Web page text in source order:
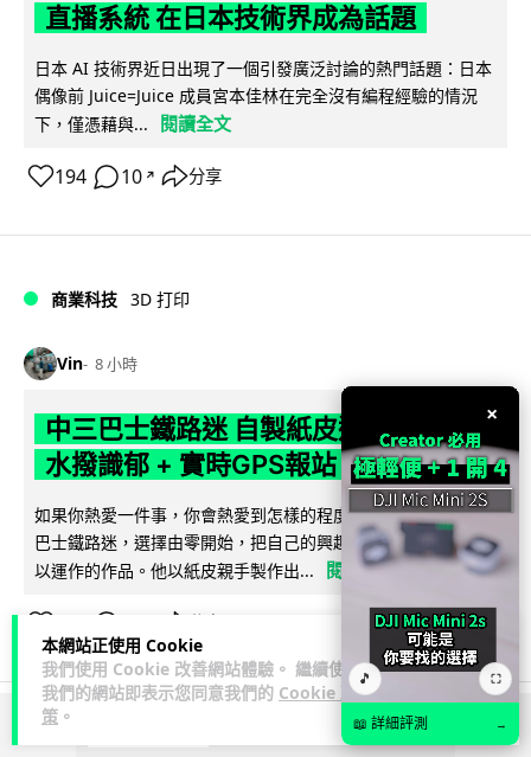
本網站正使用 Cookie
我們使用 Cookie 改善網站體驗。 繼續使用
我們的網站即表示您同意我們的 Cookie 政
策 。
直播系統 在日本技術界成為話題
日本 AI 技術界近日出現了一個引發廣泛討論的熱門話題：日本
偶像前 Juice=Juice 成員宮本佳林在完全沒有編程經驗的情況
下，僅憑藉與...
閱讀全文
194 10 ↗ 分享
商業科技 3D 打印
Vin 8 小時
中三巴士鐵路迷 自製紙皮遙控巴士 門,
水撥識郁 + 實時GPS報站
如果你熱愛一件事，你會熱愛到怎樣的程度？一位就讀中三的
巴士鐵路迷，選擇由零開始，把自己的興趣一步步變成真正可
以運作的作品。他以紙皮親手製作出...
閱讀全文
分享
×
🎵 ⛶
📖 詳細評測 →